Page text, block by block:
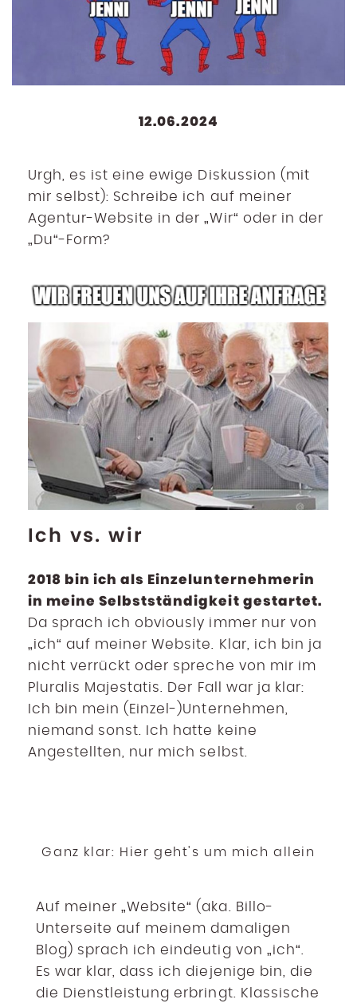
12.06.2024
Urgh, es ist eine ewige Diskussion (mit
mir selbst): Schreibe ich auf meiner
Agentur-Website in der „Wir“ oder in der
„Du“-Form?
Ich vs. wir
2018 bin ich als Einzelunternehmerin
in meine Selbstständigkeit gestartet.
Da sprach ich obviously immer nur von
„ich“ auf meiner Website. Klar, ich bin ja
nicht verrückt oder spreche von mir im
Pluralis Majestatis. Der Fall war ja klar:
Ich bin mein (Einzel-)Unternehmen,
niemand sonst. Ich hatte keine
Angestellten, nur mich selbst.
Ganz klar: Hier geht's um mich allein
Auf meiner „Website“ (aka. Billo-
Unterseite auf meinem damaligen
Blog) sprach ich eindeutig von „ich“.
Es war klar, dass ich diejenige bin, die
die Dienstleistung erbringt. Klassische